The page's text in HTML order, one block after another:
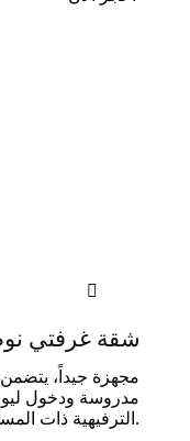

ﺷﻘﺔ ﻏﺮﻓﺘﻲ
ﻣﺠﻬﺰة ﺟﻴﺪاً، ﻳﺘﻀﻤﻦ
ﻣﺪروﺳﺔ ودﺧﻮل
.اﻟﺘﺮﻓﻴﻬﻴﺔ ذات